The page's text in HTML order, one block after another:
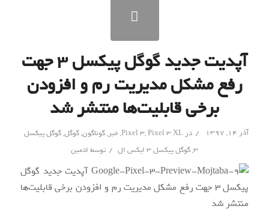
آپدیت جدید گوگل پیکسل ۳ جهت
رفع مشکل مدیریت رم و افزودن
برخی قابلیت‌ها منتشر شد
آذر ۱۴, ۱۳۹۷ / در Pixel 3,Pixel 3 XL
,خبر,گوناگون,گوگل,گوگل پیکسل
3
,گوگل پیکسل ۳ ایکس ال / توسط ادمین